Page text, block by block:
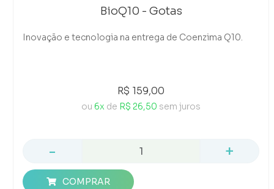
BioQ10 - Gotas
Inovação e tecnologia na entrega de Coenzima Q10.
R$ 159,00
ou 6x de R$ 26,50 sem juros
- +
COMPRAR